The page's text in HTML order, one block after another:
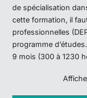
de spécialisation
cette formation, il
professionnelles
programme
9 mois (300 à 1230